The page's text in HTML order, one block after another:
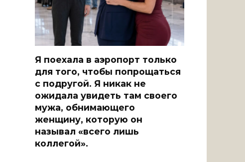
Я поехала в аэропорт только
для того, чтобы попрощаться
с подругой. Я никак не
ожидала увидеть там своего
мужа, обнимающего
женщину, которую он
называл «всего лишь
коллегой».